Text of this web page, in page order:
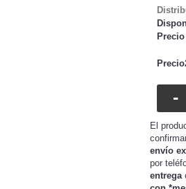
-
El
envío
por
entrega